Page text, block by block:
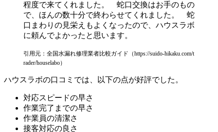
程度で来てくれました。 蛇口交換はお手のもの
で、ほんの数十分で終わらせてくれました。 蛇
口まわりの見栄えもよくなったので、ハウスラボ
に頼んでよかったと思います。
引用元：全国水漏れ修理業者比較ガイド（https://suido-hikaku.com/t
rader/houselabo）
ハウスラボの口コミでは、以下の点が好評でした。
対応スピードの早さ
作業完了までの早さ
作業員の清潔さ
接客対応の良さ